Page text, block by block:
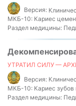
Версия:
МКБ-10: Кариес
Раздел медицины:
УТРАТИЛ СИЛУ —
Версия:
МКБ-10: Кариес
Раздел медицины: